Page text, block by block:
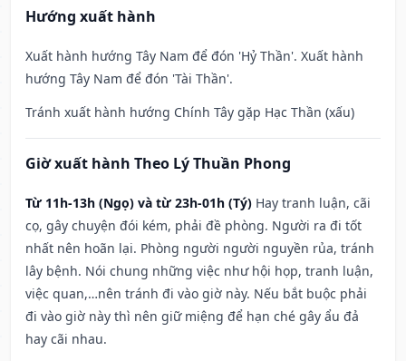
Hướng xuất hành
Xuất hành hướng Tây Nam để đón 'Hỷ Thần'. Xuất hành
hướng Tây Nam để đón 'Tài Thần'.
Tránh xuất hành hướng Chính Tây gặp Hạc Thần (xấu)
Giờ xuất hành Theo Lý Thuần Phong
Từ 11h-13h (Ngọ) và từ 23h-01h (Tý) Hay tranh luận, cãi
cọ, gây chuyện đói kém, phải đề phòng. Người ra đi tốt
nhất nên hoãn lại. Phòng người người nguyền rủa, tránh
lây bệnh. Nói chung những việc như hội họp, tranh luận,
việc quan,…nên tránh đi vào giờ này. Nếu bắt buộc phải
đi vào giờ này thì nên giữ miệng để hạn ché gây ẩu đả
hay cãi nhau.